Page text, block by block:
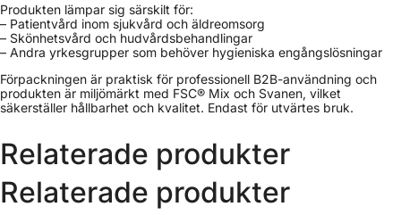
Produkten lämpar sig särskilt för:
– Patientvård inom sjukvård och äldreomsorg
– Skönhetsvård och hudvårdsbehandlingar
– Andra yrkesgrupper som behöver hygieniska engångslösningar
Förpackningen är praktisk för professionell B2B-användning och
produkten är miljömärkt med FSC® Mix och Svanen, vilket
säkerställer hållbarhet och kvalitet. Endast för utvärtes bruk.
Relaterade produkter
Relaterade produkter